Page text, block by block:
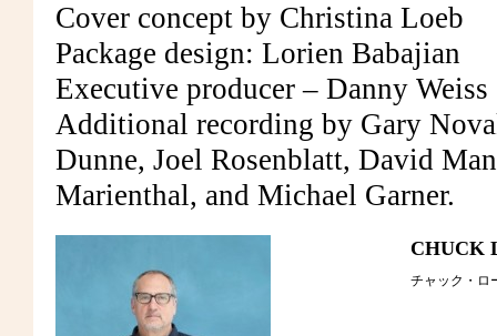
Cover concept by Christina Loeb
Package design: Lorien Babajian
Executive producer – Danny Weiss
Additional recording by Gary
Dunne, Joel Rosenblatt, David
Marienthal, and Michael Garner.
CHUCK
チャック・ロ